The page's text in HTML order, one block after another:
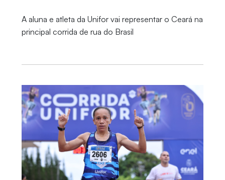
A aluna e atleta da Unifor vai representar o Ceará na
principal corrida de rua do Brasil